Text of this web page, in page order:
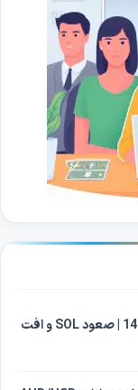
بازار ارزهای دیجیتال امروز 18 مرداد 1405 | صعود SOL و افت